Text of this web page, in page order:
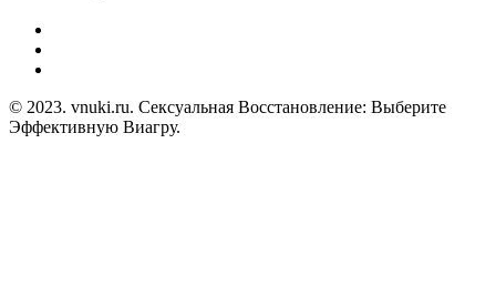
© 2023. vnuki.ru. Сексуальная Восстановление: Выберите
Эффективную Виагру.